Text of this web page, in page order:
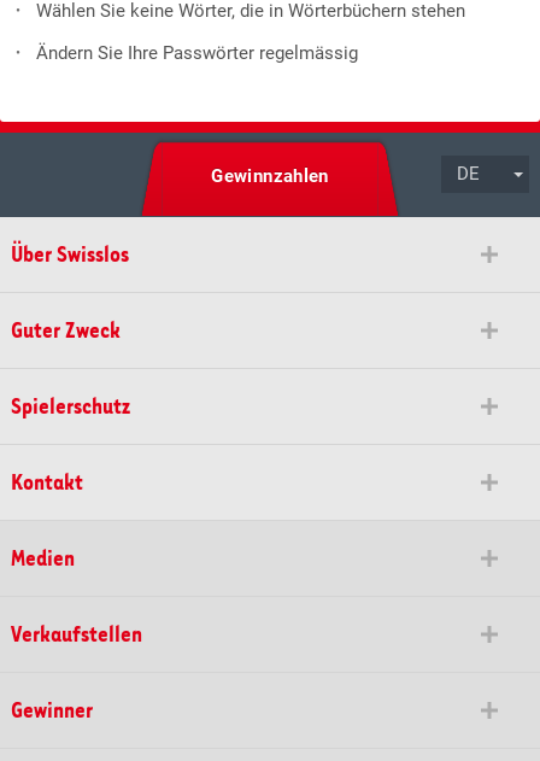
Wählen Sie keine Wörter, die in Wörterbüchern stehen
Ändern Sie Ihre Passwörter regelmässig
DE
Gewinnzahlen
Über Swisslos
Guter Zweck
Spielerschutz
Kontakt
Medien
Verkaufstellen
Gewinner